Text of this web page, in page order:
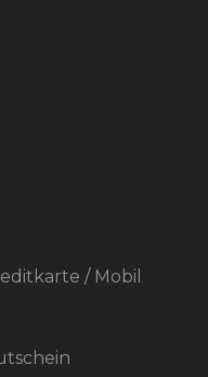
/ Mobil